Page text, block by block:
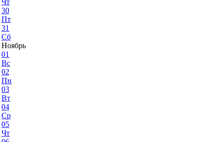
Чт
30
Пт
31
Сб
Ноябрь
01
Вс
02
Пн
03
Вт
04
Ср
05
Чт